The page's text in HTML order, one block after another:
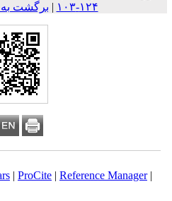
۱۲۴-۱۰۳
| برگشت به
|ProCite|Reference Manager